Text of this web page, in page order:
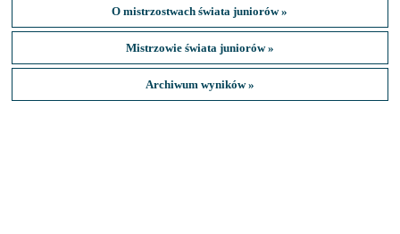
O mistrzostwach świata juniorów »
Mistrzowie świata juniorów »
Archiwum wyników »